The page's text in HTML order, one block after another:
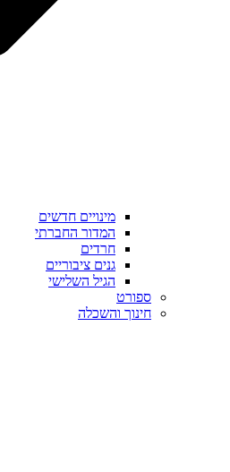
מינויים חדשים
המדור החברתי
חרדים
גנים ציבוריים
הגיל השלישי
ספורט
חינוך והשכלה